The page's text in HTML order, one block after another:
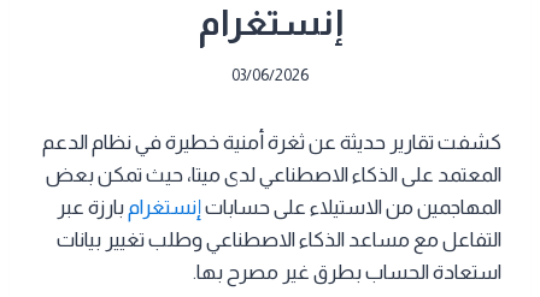
إنستغرام
03/06/2026
كشفت تقارير حديثة عن ثغرة أمنية خطيرة في نظام الدعم
المعتمد على الذكاء الاصطناعي لدى ميتا، حيث تمكن بعض
المهاجمين من الاستيلاء على حساباتإنستغرام بارزة عبر
التفاعل مع مساعد الذكاء الاصطناعي وطلب تغيير بيانات
استعادة الحساب بطرق غير مصرح بها.